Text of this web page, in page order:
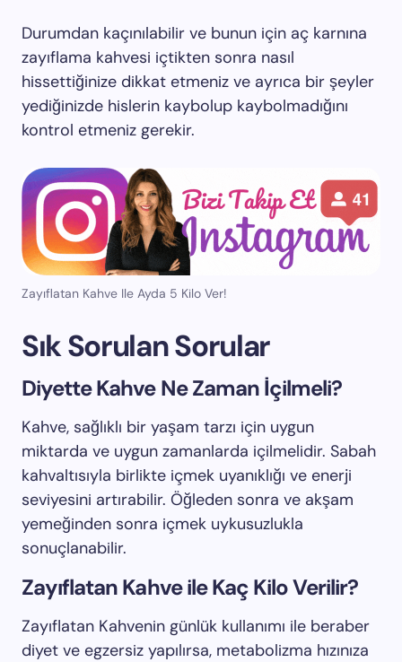
Durumdan kaçınılabilir ve bunun için aç karnına
zayıflama kahvesi içtikten sonra nasıl
hissettiğinize dikkat etmeniz ve ayrıca bir şeyler
yediğinizde hislerin kaybolup kaybolmadığını
kontrol etmeniz gerekir.
Zayıflatan Kahve Ile Ayda 5 Kilo Ver!
Sık Sorulan Sorular
Diyette Kahve Ne Zaman İçilmeli?
Kahve, sağlıklı bir yaşam tarzı için uygun
miktarda ve uygun zamanlarda içilmelidir. Sabah
kahvaltısıyla birlikte içmek uyanıklığı ve enerji
seviyesini artırabilir. Öğleden sonra ve akşam
yemeğinden sonra içmek uykusuzlukla
sonuçlanabilir.
Zayıflatan Kahve ile Kaç Kilo Verilir?
Zayıflatan Kahvenin günlük kullanımı ile beraber
diyet ve egzersiz yapılırsa, metabolizma hızınıza